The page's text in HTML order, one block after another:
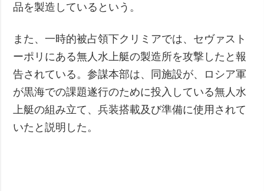
品を製造しているという。
また、一時的被占領下クリミアでは、セヴァスト
ーポリにある無人水上艇の製造所を攻撃したと報
告されている。参謀本部は、同施設が、ロシア軍
が黒海での課題遂行のために投入している無人水
上艇の組み立て、兵装搭載及び準備に使用されて
いたと説明した。